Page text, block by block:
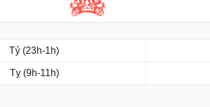
Tý (23h-1h)
Tỵ (9h-11h)